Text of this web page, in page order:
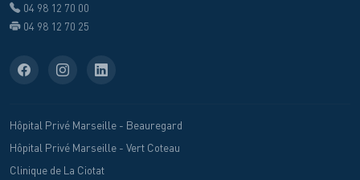
04 98 12 70 00
04 98 12 70 25
Hôpital Privé Marseille - Beauregard
Hôpital Privé Marseille - Vert Coteau
Clinique de La Ciotat